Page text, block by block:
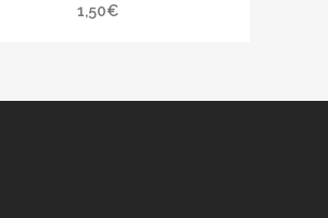
1,50€